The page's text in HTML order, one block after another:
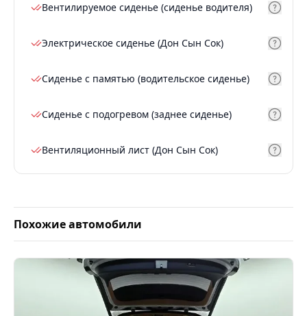
Вентилируемое сиденье (сиденье водителя)
Электрическое сиденье (Дон Сын Сок)
Сиденье с памятью (водительское сиденье)
Сиденье с подогревом (заднее сиденье)
Вентиляционный лист (Дон Сын Сок)
Похожие автомобили